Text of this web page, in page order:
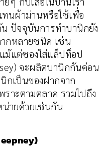
นผ้าม่านหรือใช้เพื่อ
ปัจจุบันการทำบานิกยัง
กหลายชนิด เช่น
ม้แต่ซองใส่แล็ปท็อป
จะผลิตบานิกกันค่อน
นิกเป็นของฝากจาก
าะตามตลาด รวมไปถึง
ายด้วยเช่นกัน